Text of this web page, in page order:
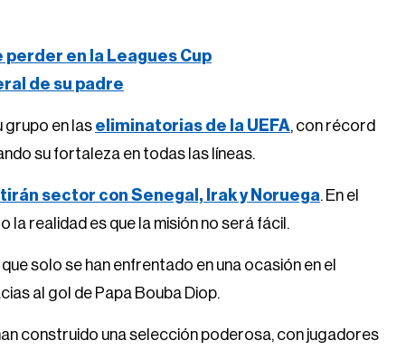
perder en la Leagues Cup
de su padre
grupo en las eliminatorias de la UEFA, con récord
su fortaleza en todas las líneas.
sector con Senegal, Irak y Noruega. En el
la realidad es que la misión no será fácil.
solo se han enfrentado en una ocasión en el
al gol de Papa Bouba Diop.
construido una selección poderosa, con jugadores